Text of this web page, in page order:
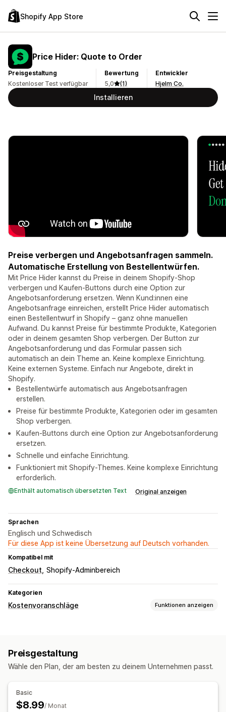
Shopify App Store
Price Hider: Quote to Order
Preisgestaltung
Kostenloser Test verfügbar
Bewertung
5,0
(1)
Entwickler
Hjelm Co.
Installieren
Preise verbergen und Angebotsanfragen sammeln.
Automatische Erstellung von Bestellentwürfen.
Mit Price Hider kannst du Preise in deinem Shopify-Shop
verbergen und Kaufen-Buttons durch eine Option zur
Angebotsanforderung ersetzen. Wenn Kund:innen eine
Angebotsanfrage einreichen, erstellt Price Hider automatisch
einen Bestellentwurf in Shopify – ganz ohne manuellen
Aufwand. Du kannst Preise für bestimmte Produkte, Kategorien
oder in deinem gesamten Shop verbergen. Der Button zur
Angebotsanforderung und das Formular passen sich
automatisch an dein Theme an. Keine komplexe Einrichtung.
Keine externen Systeme. Einfach nur Angebote, direkt in
Shopify.
Bestellentwürfe automatisch aus Angebotsanfragen
erstellen.
Preise für bestimmte Produkte, Kategorien oder im gesamten
Shop verbergen.
Kaufen-Buttons durch eine Option zur Angebotsanforderung
ersetzen.
Schnelle und einfache Einrichtung.
Funktioniert mit Shopify-Themes. Keine komplexe Einrichtung
erforderlich.
Enthält automatisch übersetzten Text Original anzeigen
Sprachen
Englisch und Schwedisch
Für diese App ist keine Übersetzung auf Deutsch vorhanden.
Kompatibel mit
Checkout Shopify-Adminbereich
Kategorien
Kostenvoranschläge Funktionen anzeigen
Anpassung
Benachrichtigungen
E-Mail-Benachrichtigungen
Preisgestaltung
Wähle den Plan, der am besten zu deinem Unternehmen passt.
Basic
$8.99/ Monat